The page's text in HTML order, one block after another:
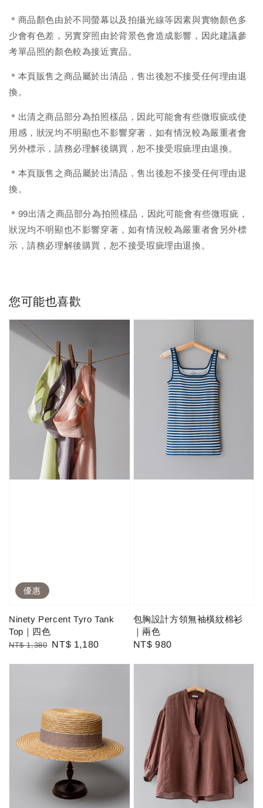
＊商品顏色由於不同螢幕以及拍攝光線等因素與實物顏色多
少會有色差，另實穿照由於背景色會造成影響，因此建議參
考單品照的顏色較為接近實品。
＊本頁販售之商品屬於出清品，售出後恕不接受任何理由退
換。
＊出清之商品部分為拍照樣品，因此可能會有些微瑕疵或使
用感，狀況均不明顯也不影響穿著，如有情況較為嚴重者會
另外標示，請務必理解後購買，恕不接受瑕疵理由退換。
＊本頁販售之商品屬於出清品，售出後恕不接受任何理由退
換。
＊99出清之商品部分為拍照樣品，因此可能會有些微瑕疵，
狀況均不明顯也不影響穿著，如有情況較為嚴重者會另外標
示，請務必理解後購買，恕不接受瑕疵理由退換。
您可能也喜歡
優惠
Ninety Percent Tyro Tank
Top｜四色
Regular
NT$ 1,380 Sale
NT$ 1,180
包胸設計方領無袖橫紋棉衫
｜兩色
Regular
NT$ 980